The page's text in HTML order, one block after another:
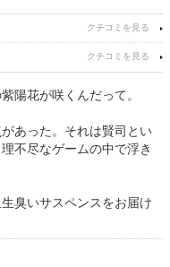
陽花が咲くんだって。
あった。それは賢司とい
不尽なゲームの中で浮き
臭いサスペンスをお届け